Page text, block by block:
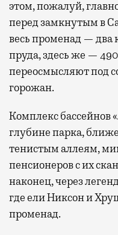
этом, пожалуй,
перед замкнутым в
весь променад — два
пруда, здесь же —
переосмысляют под
горожан.
Комплекс бассейнов
глубине парка,
тенистым аллеям,
пенсионеров с их
наконец, через
где ели Никсон и
променад.